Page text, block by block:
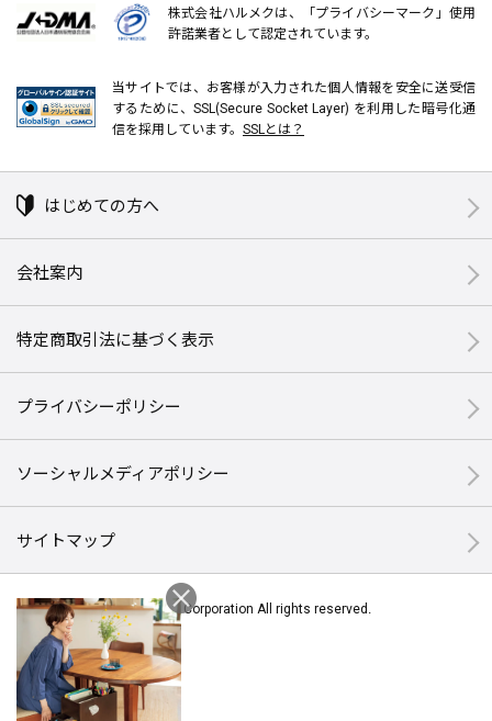
株式会社ハルメクは、「プライバシーマーク」使用
許諾業者として認定されています。
当サイトでは、お客様が入力された個人情報を安全に送受信
するために、SSL(Secure Socket Layer) を利用した暗号化通
信を採用しています。 SSLとは？
はじめての方へ
会社案内
特定商取引法に基づく表示
プライバシーポリシー
ソーシャルメディアポリシー
サイトマップ
© Halmek Corporation All rights reserved.